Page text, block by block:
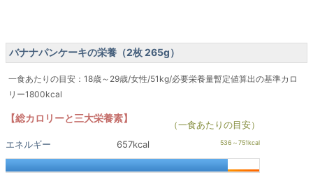
バナナパンケーキの栄養（2枚 265g）
一食あたりの目安：18歳～29歳/女性/51kg/必要栄養量暫定値算出の基準カロ
リー1800kcal
【総カロリーと三大栄養素】
（一食あたりの目安）
エネルギー
657kcal